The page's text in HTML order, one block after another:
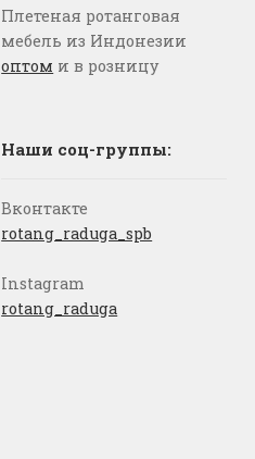
Плетеная ротанговая
мебель из Индонезии
оптом и в розницу
Наши соц-группы:
Вконтакте
rotang_raduga_spb
Instagram
rotang_raduga